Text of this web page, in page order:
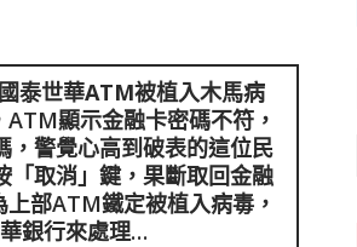
泰世華ATM被植入木馬病
顯示金融卡密碼不符，
警覺心高到破表的這位民
取消」鍵，果斷取回金融
部ATM鐵定被植入病毒，
銀行來處理…